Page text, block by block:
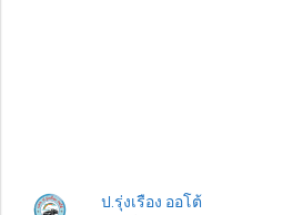
ป.รุ่งเรือง ออโต้